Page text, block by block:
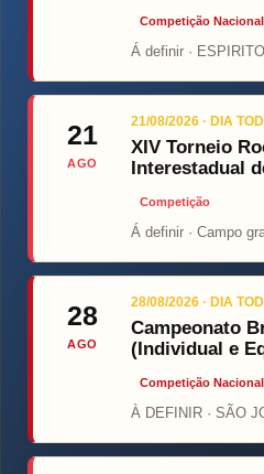
Competição Nacional
Á definir ·
21
AGO
21/08/2026 · DIA
XIV Torneio
Interestadual
Competição
Á definir · Campo
28
AGO
28/08/2026 · DIA
Campeonato
(Individual e
Competição Nacional
À DEFINIR · SÃO